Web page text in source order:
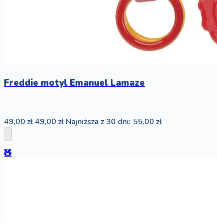
Freddie motyl Emanuel Lamaze
49,00 zł 49,00 zł Najniższa z 30 dni: 55,00 zł
🧸